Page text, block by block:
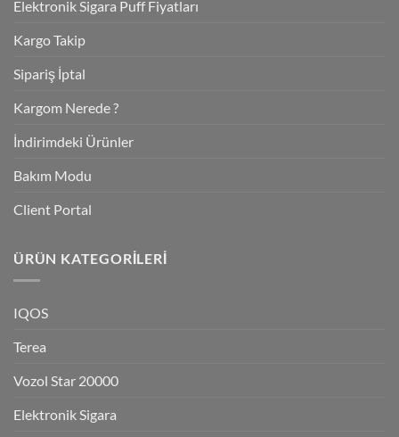
Elektronik Sigara Puff Fiyatları
Kargo Takip
Sipariş İptal
Kargom Nerede ?
İndirimdeki Ürünler
Bakım Modu
Client Portal
ÜRÜN KATEGORILERI
IQOS
Terea
Vozol Star 20000
Elektronik Sigara